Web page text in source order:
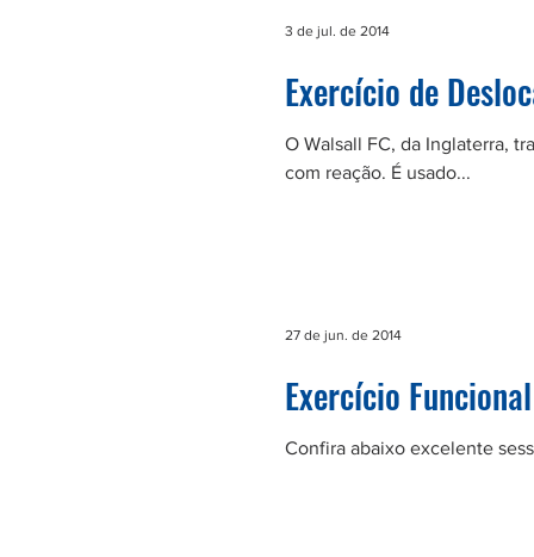
Exercício de
O Walsall FC, da Inglaterra,
com reação. É usado...
3 de jul. de 2014
Exercício
Confira abaixo excelente
27 de jun. de 2014